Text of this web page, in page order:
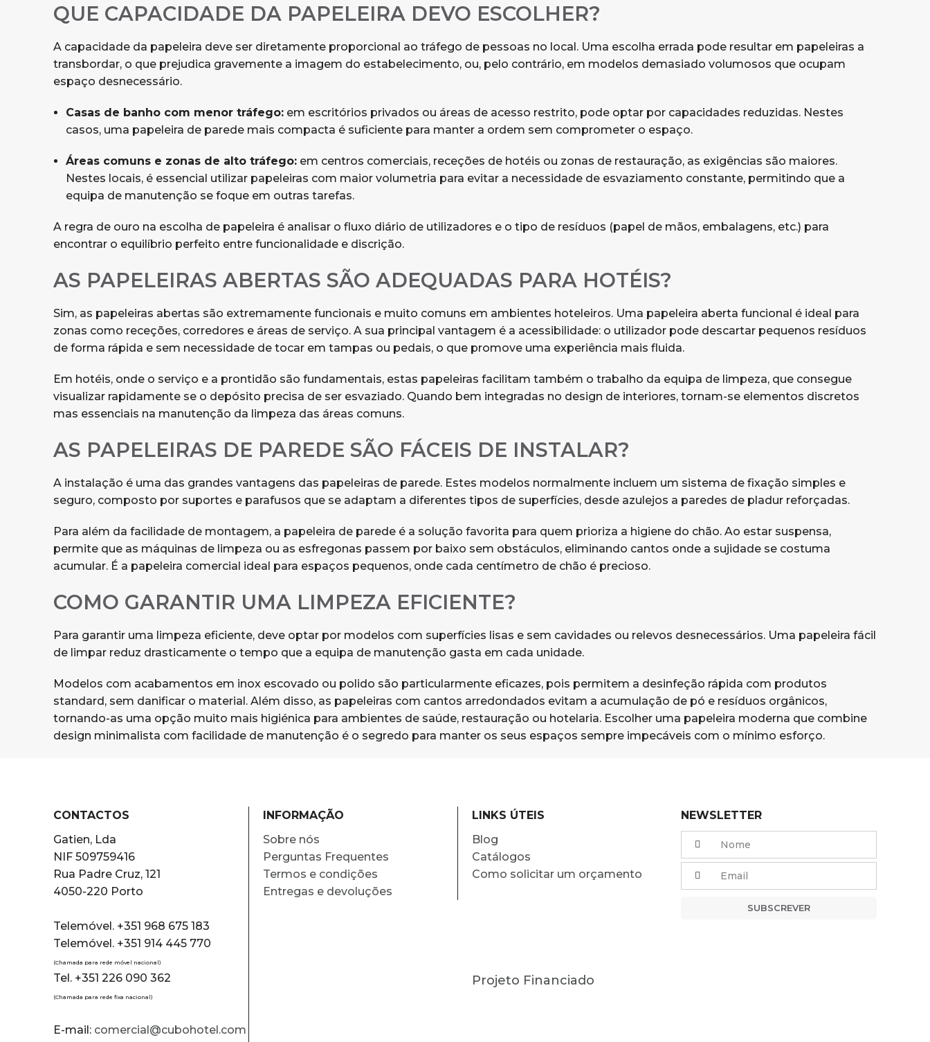
QUE CAPACIDADE DA PAPELEIRA DEVO ESCOLHER?
A capacidade da papeleira deve ser diretamente proporcional ao tráfego de pessoas no local. Uma escolha errada pode resultar em papeleiras a
transbordar, o que prejudica gravemente a imagem do estabelecimento, ou, pelo contrário, em modelos demasiado volumosos que ocupam
espaço desnecessário.
Casas de banho com menor tráfego:em escritórios privados ou áreas de acesso restrito, pode optar por capacidades reduzidas. Nestes
casos, uma papeleira de parede mais compacta é suficiente para manter a ordem sem comprometer o espaço.
Áreas comuns e zonas de alto tráfego:em centros comerciais, receções de hotéis ou zonas de restauração, as exigências são maiores.
Nestes locais, é essencial utilizar papeleiras com maior volumetria para evitar a necessidade de esvaziamento constante, permitindo que a
equipa de manutenção se foque em outras tarefas.
A regra de ouro na escolha de papeleira é analisar o fluxo diário de utilizadores e o tipo de resíduos (papel de mãos, embalagens, etc.) para
encontrar o equilíbrio perfeito entre funcionalidade e discrição.
AS PAPELEIRAS ABERTAS SÃO ADEQUADAS PARA HOTÉIS?
Sim, as papeleiras abertas são extremamente funcionais e muito comuns em ambientes hoteleiros. Uma papeleira aberta funcional é ideal para
zonas como receções, corredores e áreas de serviço. A sua principal vantagem é a acessibilidade: o utilizador pode descartar pequenos resíduos
de forma rápida e sem necessidade de tocar em tampas ou pedais, o que promove uma experiência mais fluida.
Em hotéis, onde o serviço e a prontidão são fundamentais, estas papeleiras facilitam também o trabalho da equipa de limpeza, que consegue
visualizar rapidamente se o depósito precisa de ser esvaziado. Quando bem integradas no design de interiores, tornam-se elementos discretos
mas essenciais na manutenção da limpeza das áreas comuns.
AS PAPELEIRAS DE PAREDE SÃO FÁCEIS DE INSTALAR?
A instalação é uma das grandes vantagens das papeleiras de parede. Estes modelos normalmente incluem um sistema de fixação simples e
seguro, composto por suportes e parafusos que se adaptam a diferentes tipos de superfícies, desde azulejos a paredes de pladur reforçadas.
Para além da facilidade de montagem, a papeleira de parede é a solução favorita para quem prioriza a higiene do chão. Ao estar suspensa,
permite que as máquinas de limpeza ou as esfregonas passem por baixo sem obstáculos, eliminando cantos onde a sujidade se costuma
acumular. É a papeleira comercial ideal para espaços pequenos, onde cada centímetro de chão é precioso.
COMO GARANTIR UMA LIMPEZA EFICIENTE?
Para garantir uma limpeza eficiente, deve optar por modelos com superfícies lisas e sem cavidades ou relevos desnecessários. Uma papeleira fácil
de limpar reduz drasticamente o tempo que a equipa de manutenção gasta em cada unidade.
Modelos com acabamentos em inox escovado ou polido são particularmente eficazes, pois permitem a desinfeção rápida com produtos
standard, sem danificar o material. Além disso, as papeleiras com cantos arredondados evitam a acumulação de pó e resíduos orgânicos,
tornando-as uma opção muito mais higiénica para ambientes de saúde, restauração ou hotelaria. Escolher uma papeleira moderna que combine
design minimalista com facilidade de manutenção é o segredo para manter os seus espaços sempre impecáveis com o mínimo esforço.
CONTACTOS
Gatien, Lda
NIF 509759416
Rua Padre Cruz, 121
4050-220 Porto
Telemóvel. +351 968 675 183
Telemóvel. +351 914 445 770
(Chamada para rede móvel nacional)
Tel. +351 226 090 362
(Chamada para rede fixa nacional)
E-mail: comercial@cubohotel.com
INFORMAÇÃO
Sobre nós
Perguntas Frequentes
Termos e condições
Entregas e devoluções
LINKS ÚTEIS
Blog
Catálogos
Como solicitar um orçamento
Projeto Financiado
NEWSLETTER
SUBSCREVER